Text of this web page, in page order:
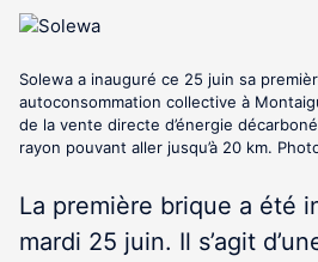
Solewa a inauguré ce 25 juin sa
autoconsommation collective à
de la vente directe d’énergie
rayon pouvant aller jusqu’à 20 km.
La première brique a été
mardi 25 juin. Il s’agit